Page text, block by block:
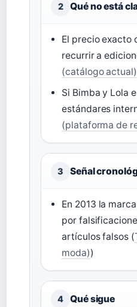
2 Qué no está
El precio exacto
recurrir a
(catálogo actual)
Si Bimba y Lola
estándares
(plataforma de
3 Señal
En 2013 la
por
artículos falsos (
moda))
4 Qué sigue